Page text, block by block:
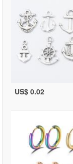
US$ 0.02